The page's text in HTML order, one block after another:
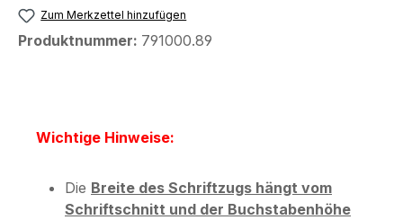
Zum Merkzettel hinzufügen
Produktnummer: 791000.89
Wichtige Hinweise:
Die Breite des Schriftzugs hängt vom
Schriftschnitt und der Buchstabenhöhe